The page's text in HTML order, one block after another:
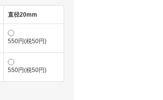
直径20mm
550円(税50円)
550円(税50円)